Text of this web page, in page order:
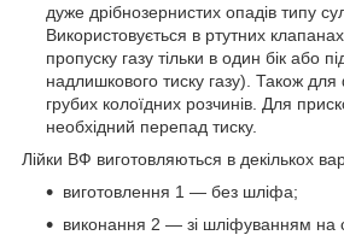
дуже дрібнозернистих опадів типу
Використовується в ртутних
пропуску газу тільки в один бік або
надлишкового тиску газу). Також для
грубих колоїдних розчинів. Для
необхідний перепад тиску.
Лійки ВФ виготовляються в декількох
виготовлення 1 — без шліфа;
виконання 2 — зі шліфуванням на